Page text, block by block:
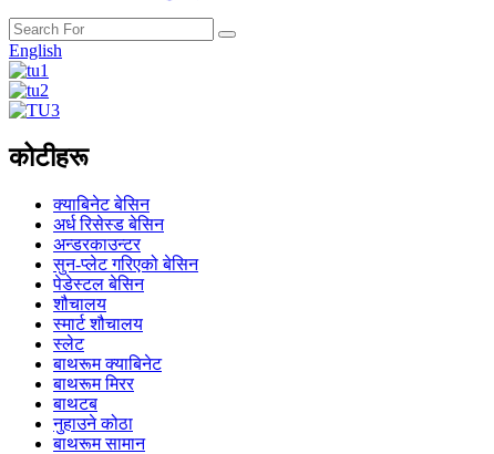
English
कोटीहरू
क्याबिनेट बेसिन
अर्ध रिसेस्ड बेसिन
अन्डरकाउन्टर
सुन-प्लेट गरिएको बेसिन
पेडेस्टल बेसिन
शौचालय
स्मार्ट शौचालय
स्लेट
बाथरूम क्याबिनेट
बाथरूम मिरर
बाथटब
नुहाउने कोठा
बाथरूम सामान